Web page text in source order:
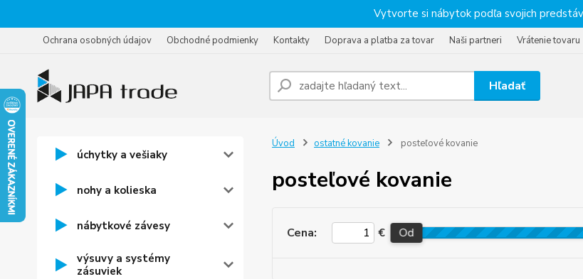
Vytvorte si nábytok podľa svojich predstáv
Ochrana osobných údajov Obchodné podmienky Kontakty Doprava a platba za tovar Naši partneri Vrátenie tovaru
Hľadať
úchytky a vešiaky
nohy a kolieska
nábytkové závesy
výsuvy a systémy
zásuviek
Úvod ostatné kovanie posteľové kovanie
posteľové kovanie
Cena: € Od